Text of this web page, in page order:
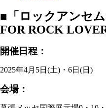
■「ロックアンセ
FOR ROCK
開催日程：
2025年4月5日(土)・6日(日)
会場：